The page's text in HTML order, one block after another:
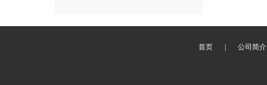
首页 公司简介